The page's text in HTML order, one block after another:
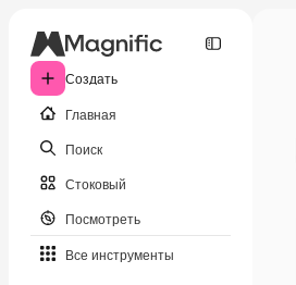
Создать
Главная
Поиск
Стоковый
Посмотреть
Все инструменты